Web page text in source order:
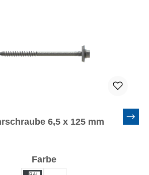
Bohrschraube 6,5 x 125 mm
Farbeauswählen